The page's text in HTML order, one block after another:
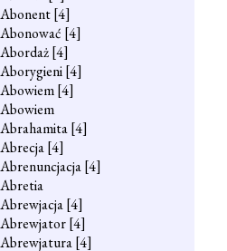
Abonent[4]
Abonować [4]
Abordaż[4]
Aborygieni[4]
Abowiem[4]
Abowiem
Abrahamita[4]
Abrecja[4]
Abrenuncjacja[4]
Abretia
Abrewjacja[4]
Abrewjator[4]
Abrewjatura[4]